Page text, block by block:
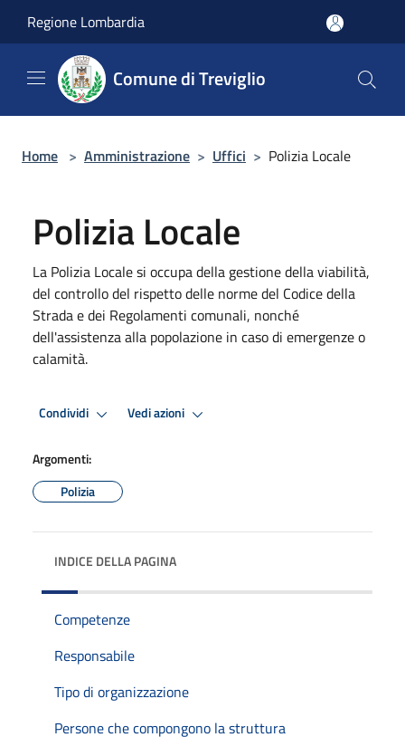
Regione Lombardia
Comune di Treviglio
Home > Amministrazione > Uffici > Polizia Locale
Polizia Locale
La Polizia Locale si occupa della gestione della viabilità,
del controllo del rispetto delle norme del Codice della
Strada e dei Regolamenti comunali, nonché
dell'assistenza alla popolazione in caso di emergenze o
calamità.
Condividi Vedi azioni
Argomenti:
Polizia
INDICE DELLA PAGINA
Competenze
Responsabile
Tipo di organizzazione
Persone che compongono la struttura